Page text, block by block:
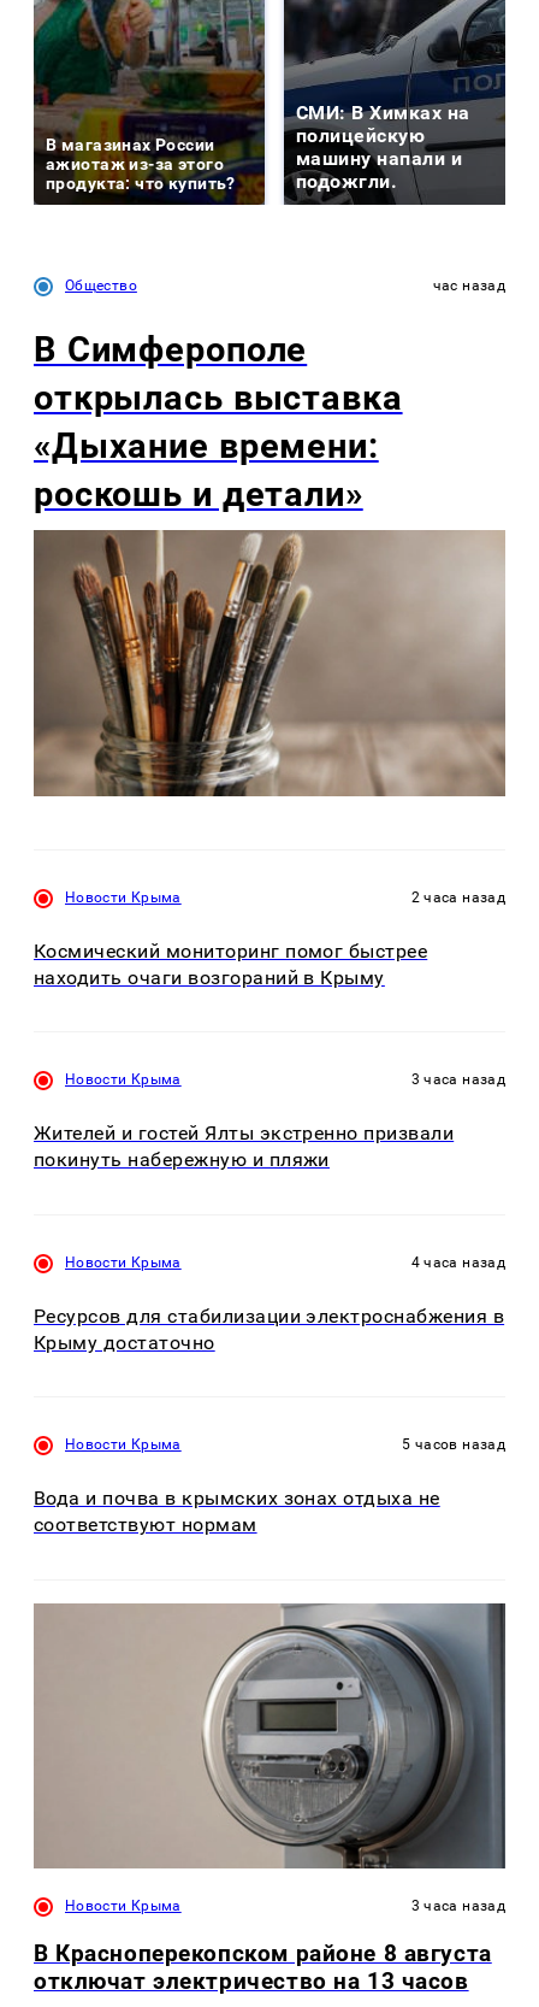
В магазинах России
ажиотаж из-за этого
продукта: что купить?
СМИ: В Химках на
полицейскую
машину напали и
подожгли.
Общество час назад
В Симферополе
открылась выставка
«Дыхание времени:
роскошь и детали»
Новости Крыма 2 часа назад
Космический мониторинг помог быстрее
находить очаги возгораний в Крыму
Новости Крыма 3 часа назад
Жителей и гостей Ялты экстренно призвали
покинуть набережную и пляжи
Новости Крыма 4 часа назад
Ресурсов для стабилизации электроснабжения в
Крыму достаточно
Новости Крыма 5 часов назад
Вода и почва в крымских зонах отдыха не
соответствуют нормам
Новости Крыма 3 часа назад
В Красноперекопском районе 8 августа
отключат электричество на 13 часов